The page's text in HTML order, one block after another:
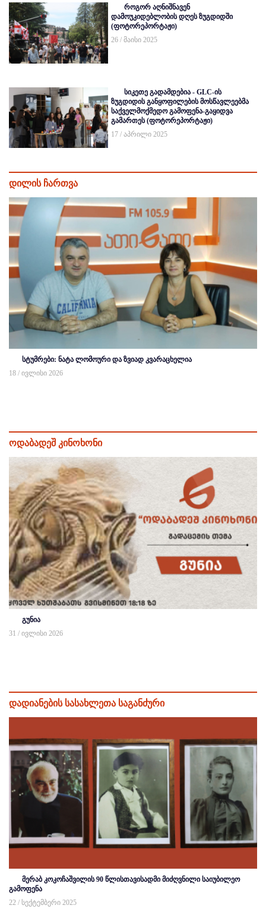
როგორ აღნიშნავენ
დამოუკიდებლობის დღეს ზუგდიდში
(ფოტორეპორტაჟი)
26 / მაისი 2025
სიკეთე გადამდებია - GLC-ის
ზუგდიდის განყოფილების მოსწავლეებმა
საქველმოქმედო გამოფენა-გაყიდვა
გამართეს (ფოტორეპორტაჟი)
17 / აპრილი 2025
დილის ჩართვა
სტუმრები: ნატა ლომოური და ზვიად კვარაცხელია
18 / ივლისი 2026
ოდაბადეშ კინოხონი
გუნია
31 / ივლისი 2026
დადიანების სასახლეთა საგანძური
მერაბ კოკოჩაშვილის 90 წლისთავისადმი მიძღვნილი საიუბილეო
გამოფენა
22 / სექტემბერი 2025